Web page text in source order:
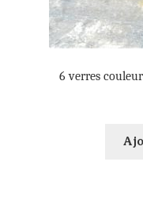
6 verres